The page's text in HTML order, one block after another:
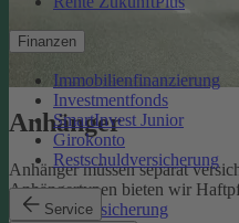
Finanzen
Immobilienfinanzierung
Investmentfonds
SmartInvest Junior
Girokonto
Restschuldversicherung
Service
Anhänger
Anhänger müssen separat
Anhängertypen bieten wir
Anhängerversicherung